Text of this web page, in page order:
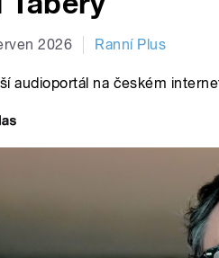
2026 Ranní Plus
audioportál na českém